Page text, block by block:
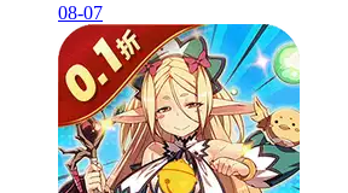
08-07